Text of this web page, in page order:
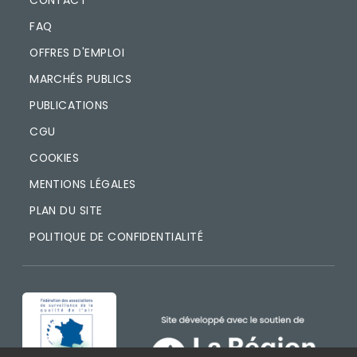
FAQ
OFFRES D'EMPLOI
MARCHÉS PUBLICS
PUBLICATIONS
CGU
COOKIES
MENTIONS LÉGALES
PLAN DU SITE
POLITIQUE DE CONFIDENTIALITÉ
IMAGE